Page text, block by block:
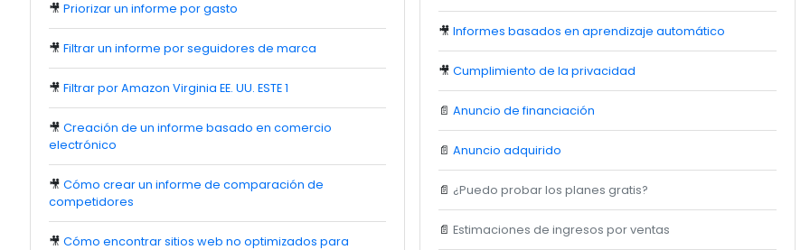
🎥 Priorizar un informe por gasto
🎥 Filtrar un informe por seguidores de marca
🎥 Filtrar por Amazon Virginia EE. UU. ESTE 1
🎥 Creación de un informe basado en comercio
electrónico
🎥 Cómo crear un informe de comparación de
competidores
🎥 Cómo encontrar sitios web no optimizados para
🎥Informes basados en aprendizaje automático
🎥Cumplimiento de la privacidad
📄Anuncio de financiación
📄Anuncio adquirido
📄 ¿Puedo probar los planes gratis?
📄Estimaciones de ingresos por ventas